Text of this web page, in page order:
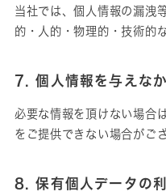
当社では、個人情報の漏洩
的・人的・物理的・技術的
7. 個人情報を与えな
必要な情報を頂けない場合
をご提供できない場合がご
8. 保有個人データの